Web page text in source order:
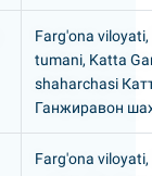
Farg'ona
tumani, Katta
shaharchasi
Ганжиравон
Farg'ona